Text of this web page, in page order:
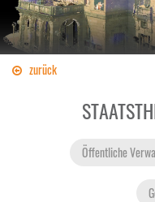
zurück
Öffentliche